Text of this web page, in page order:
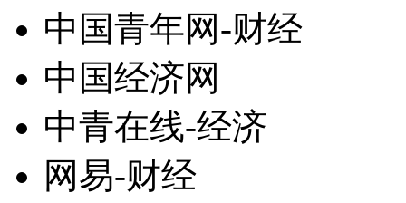
中国青年网-财经
中国经济网
中青在线-经济
网易-财经